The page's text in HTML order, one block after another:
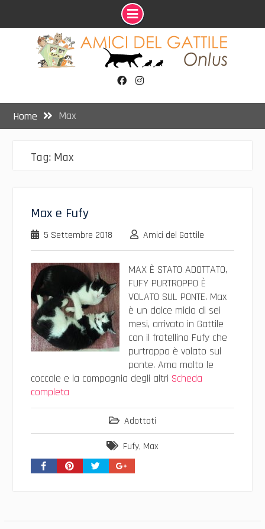
Home
Max
Tag: Max
Max e Fufy
5 Settembre 2018 Amici del Gattile
MAX È STATO ADOTTATO,
FUFY PURTROPPO È
VOLATO SUL PONTE. Max
è un dolce micio di sei
mesi, arrivato in Gattile
con il fratellino Fufy che
purtroppo è volato sul
ponte. Ama molto le
coccole e la compagnia degli altri Scheda
completa
Adottati
Fufy, Max